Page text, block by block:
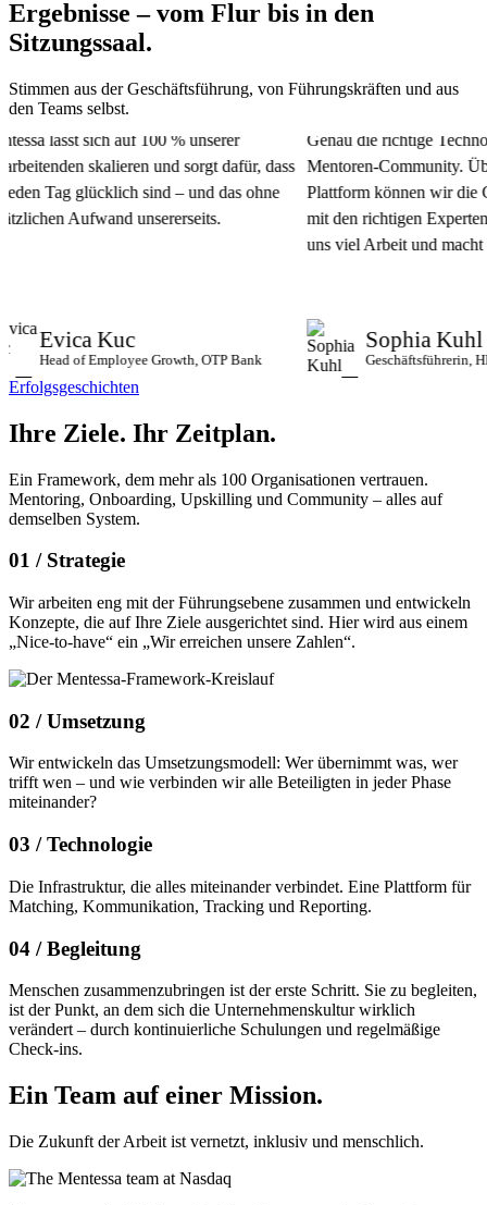
Ergebnisse – vom Flur bis in den
Sitzungssaal.
Stimmen aus der Geschäftsführung, von Führungskräften und aus
den Teams selbst.
lässt sich auf 100 % unserer
skalieren und sorgt dafür, dass
Tag glücklich sind – und das ohne
Aufwand unsererseits.
Evica Kuc
Head of Employee Growth, OTP Bank
Genau die richtige
Mentoren-Community.
Plattform können wir die
mit den richtigen Experten
uns viel Arbeit und macht
Sophia Kuhl
Geschäftsführerin,
Erfolgsgeschichten
Ihre Ziele. Ihr Zeitplan.
Ein Framework, dem mehr als 100 Organisationen vertrauen.
Mentoring, Onboarding, Upskilling und Community – alles auf
demselben System.
01 /Strategie
Wir arbeiten eng mit der Führungsebene zusammen und entwickeln
Konzepte, die auf Ihre Ziele ausgerichtet sind. Hier wird aus einem
„Nice-to-have“ ein „Wir erreichen unsere Zahlen“.
02 /Umsetzung
Wir entwickeln das Umsetzungsmodell: Wer übernimmt was, wer
trifft wen – und wie verbinden wir alle Beteiligten in jeder Phase
miteinander?
03 /Technologie
Die Infrastruktur, die alles miteinander verbindet. Eine Plattform für
Matching, Kommunikation, Tracking und Reporting.
04 /Begleitung
Menschen zusammenzubringen ist der erste Schritt. Sie zu begleiten,
ist der Punkt, an dem sich die Unternehmenskultur wirklich
verändert – durch kontinuierliche Schulungen und regelmäßige
Check-ins.
Ein Team auf einer Mission.
Die Zukunft der Arbeit ist vernetzt, inklusiv und menschlich.